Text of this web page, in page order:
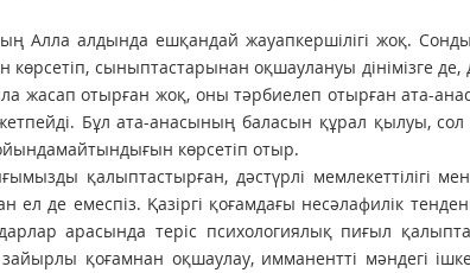
Алла алдында ешқандай жауапкершілігі жоқ.
сыныптастарынан оқшаулануы дінімізге де,
жасап отырған жоқ, оны тәрбиелеп отырған ата-
Бұл ата-анасының баласын құрал қылуы,
көрсетіп отыр.
қалыптастырған, дәстүрлі мемлекеттілігі
де емеспіз. Қазіргі қоғамдағы несәлафилік
арасында теріс психологиялық пиғыл
қоғамнан оқшаулау, имманентті мәндегі